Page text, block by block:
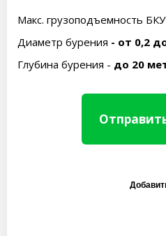
Макс. грузоподъемность
Диаметр бурения - от 0,2
Глубина бурения - до 20